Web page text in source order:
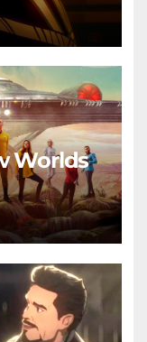
Worlds